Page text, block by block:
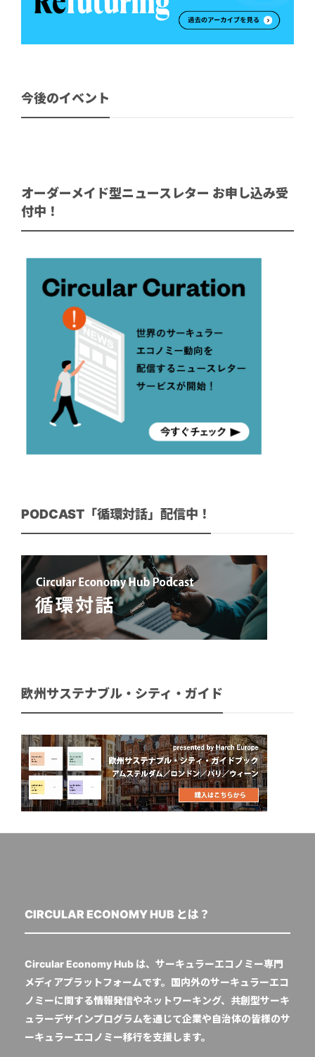
今後のイベント
オーダーメイド型ニュースレター お申し込み受
付中！
PODCAST「循環対話」配信中！
欧州サステナブル・シティ・ガイド
CIRCULAR ECONOMY HUB とは？
Circular Economy Hub は、サーキュラーエコノミー専門
メディアプラットフォームです。国内外のサーキュラーエコ
ノミーに関する情報発信やネットワーキング、共創型サーキ
ュラーデザインプログラムを通じて企業や自治体の皆様のサ
ーキュラーエコノミー移行を支援します。